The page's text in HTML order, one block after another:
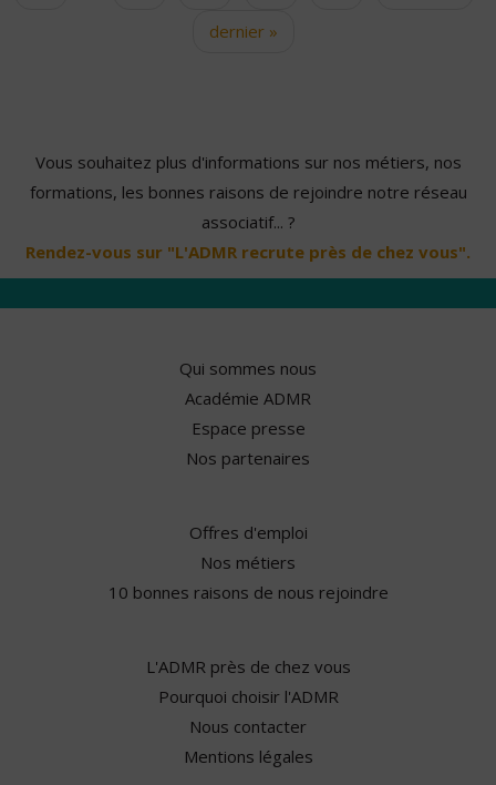
dernier »
Vous souhaitez plus d'informations sur nos métiers, nos
formations, les bonnes raisons de rejoindre notre réseau
associatif... ?
Rendez-vous sur "L'ADMR recrute près de chez vous".
Qui sommes nous
Académie ADMR
Espace presse
Nos partenaires
Offres d'emploi
Nos métiers
10 bonnes raisons de nous rejoindre
L'ADMR près de chez vous
Pourquoi choisir l'ADMR
Nous contacter
Mentions légales